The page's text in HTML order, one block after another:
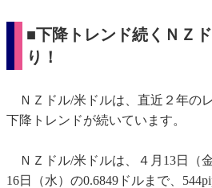
■下降トレンド続くＮＺ
り！
ＮＺドル/米ドルは、直近２年の
下降トレンドが続いています。
ＮＺドル/米ドルは、４月13日（
16日（水）の0.6849ドルまで、